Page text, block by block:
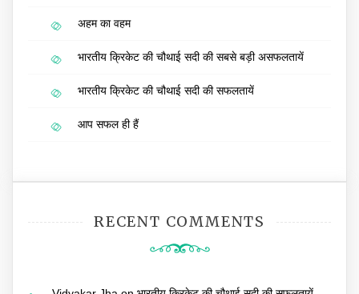
अहम का वहम
भारतीय क्रिकेट की चौथाई सदी की सबसे बड़ी असफलतायें
भारतीय क्रिकेट की चौथाई सदी की सफलतायें
आप सफल ही हैं
RECENT COMMENTS